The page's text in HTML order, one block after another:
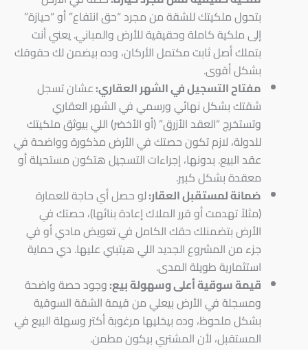
بتحول ملكيتك للشقة من مجرد “حق انتفاع” أو “حيازة”
إلى ملكية كاملة وحقيقية للأرض والمباني. يعني أنت
بتملك أصل ثابت مكتمل الأركان، وده بيضمن لك حقوقك
بشكل أقوى.
مفتاح التسجيل في الشهر العقاري:عشان تسجل
شقتك بشكل نهائي ورسمي في الشهر العقاري
وتستخرج “العقد الأزرق” (أو الأخضر) اللي بيوثق ملكيتك
للدولة، لازم تكون حصتك في الأرض مذكورة وواضحة في
عقد البيع. بدونها، إجراءات التسجيل هتكون مستحيلة أو
معقدة بشكل كبير.
ضمانة لمستقبل العقار:لو حصل أي حاجة للعمارة
(مثلاً تهدمت أو قرر الملاك إعادة بنائها)، حصتك في
الأرض بتضمنلك حقك الكامل في تعويض مادي أو في
جزء من المشروع الجديد اللي هيتبني عليها. دي حماية
استثمارية طويلة المدى.
قيمة سوقية أعلى وسهولة بيع:وجود حصة واضحة
ومسجلة في الأرض بيعلي من قيمة الشقة السوقية
بشكل ملحوظ، وده بيخليها مرغوبة أكتر وسهلة البيع في
المستقبل، لأن المشتري بيكون مطمن.